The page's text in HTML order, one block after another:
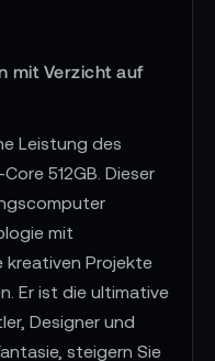
mit Verzicht auf
Leistung des
512GB. Dieser
mit
kreativen Projekte
Er ist die ultimative
Designer und
steigern Sie